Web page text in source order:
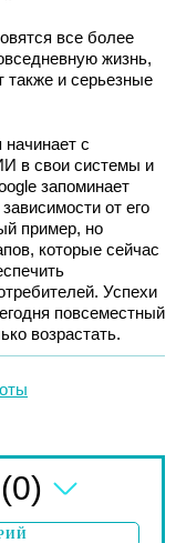
все более
жизнь,
также и серьезные
с
в свои системы и
запоминает
от его
пример, но
которые сейчас
Успехи
повсеместный
возрастать.
(0)